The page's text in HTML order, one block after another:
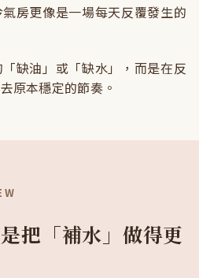
房更像是一場每天反覆發生的
缺油」或「缺水」，而是在反
原本穩定的節奏。
把「補水」做得更